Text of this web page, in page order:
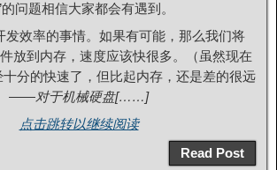
的问题相信大家都会有遇到。
发效率的事情。如果有可能，那么我们将
放到内存，速度应该快很多。（虽然现在
分的快速了，但比起内存，还是差的很远
——对于机械硬盘[……]
点击跳转以继续阅读
Read Post